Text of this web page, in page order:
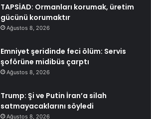
TAPSİAD: Ormanları korumak, üretim
gücünü korumaktır
Ağustos 8, 2026
Emniyet şeridinde feci ölüm: Servis
şoförüne midibüs çarptı
Ağustos 8, 2026
Trump: Şi ve Putin İran’a silah
satmayacaklarını söyledi
Ağustos 8, 2026